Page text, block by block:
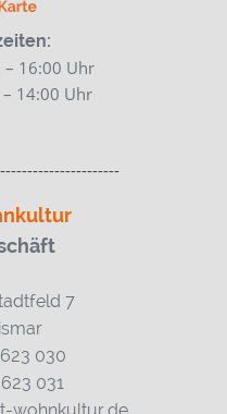
16:00 Uhr
– 14:00 Uhr
7
030
031